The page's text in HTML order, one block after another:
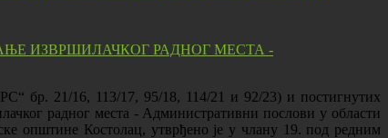
бр. 21/16, 113/17, 95/18, 114/21 и 92/23) и постигнутих
радног места - Административни послови у области
општине Костолац, утврђено је у члану 19. под редним